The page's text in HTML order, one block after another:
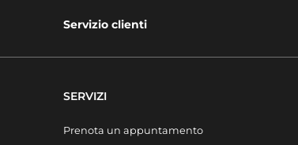
Servizio clienti
SERVIZI
Prenota un appuntamento